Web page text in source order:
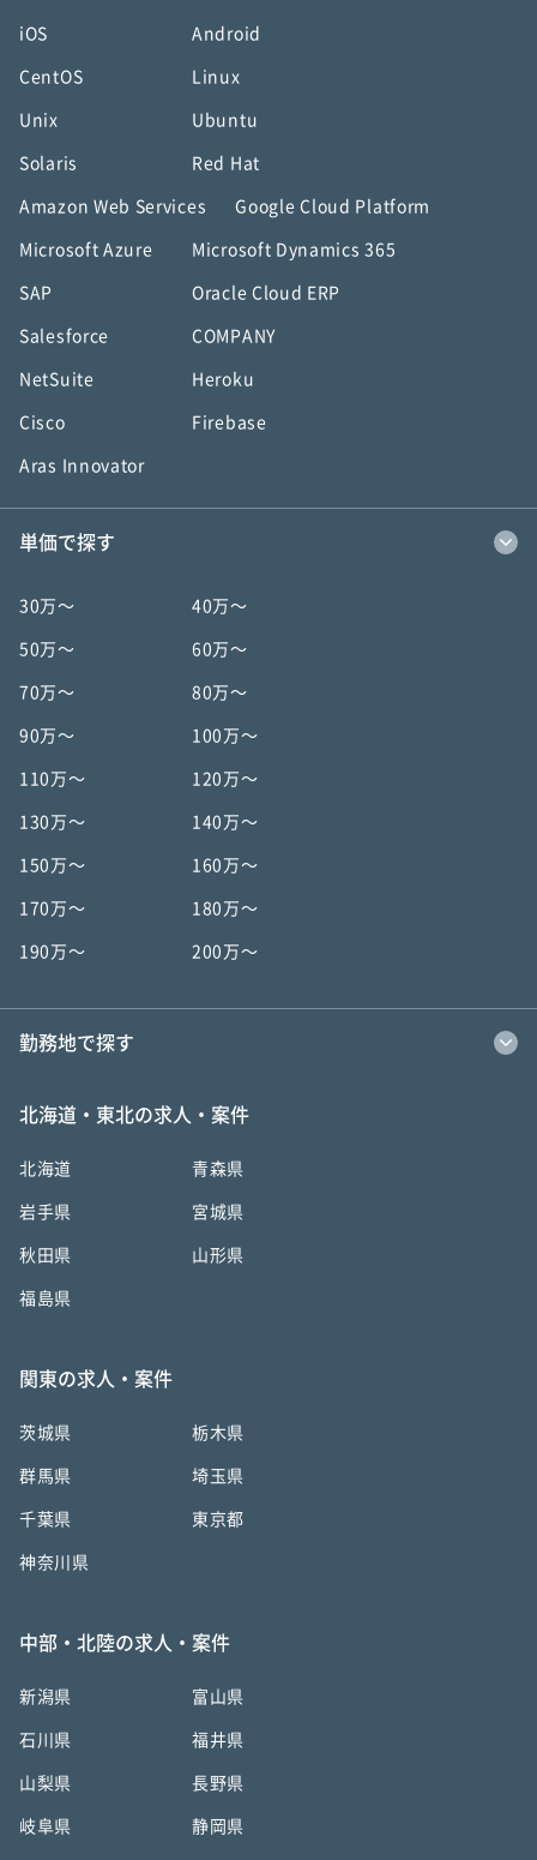
iOS Android
CentOS Linux
Unix Ubuntu
Solaris Red Hat
Amazon Web Services Google Cloud Platform
Microsoft Azure Microsoft Dynamics 365
SAP Oracle Cloud ERP
Salesforce COMPANY
NetSuite Heroku
Cisco Firebase
Aras Innovator
単価で探す
30万〜 40万〜
50万〜 60万〜
70万〜 80万〜
90万〜 100万〜
110万〜 120万〜
130万〜 140万〜
150万〜 160万〜
170万〜 180万〜
190万〜 200万〜
勤務地で探す
北海道・東北の求人・案件
北海道 青森県
岩手県 宮城県
秋田県 山形県
福島県
関東の求人・案件
茨城県 栃木県
群馬県 埼玉県
千葉県 東京都
神奈川県
中部・北陸の求人・案件
新潟県 富山県
石川県 福井県
山梨県 長野県
岐阜県 静岡県